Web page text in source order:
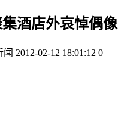
酒店外哀悼偶像
闻 2012-02-12 18:01:12 0